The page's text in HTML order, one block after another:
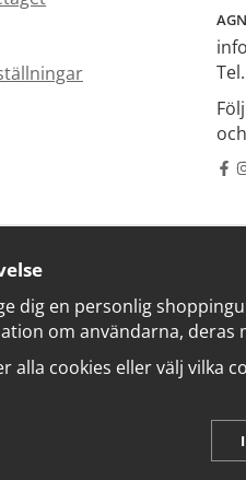
dig en personlig
om användarna, deras
alla cookies eller välj vilka